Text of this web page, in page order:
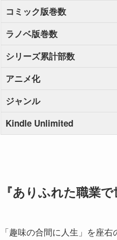
コミック版巻数
ラノベ版巻数
シリーズ累計部数
アニメ化
ジャンル
Kindle Unlimited
『ありふれた職業
「趣味の合間に人生」を座